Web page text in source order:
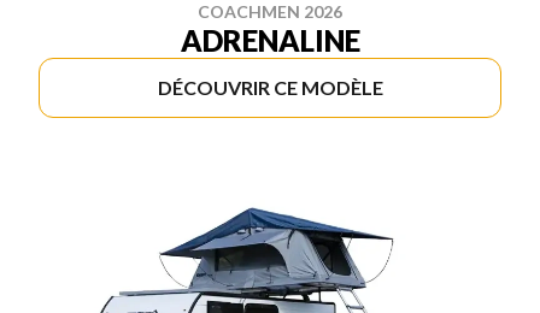
COACHMEN 2026
ADRENALINE
DÉCOUVRIR CE MODÈLE